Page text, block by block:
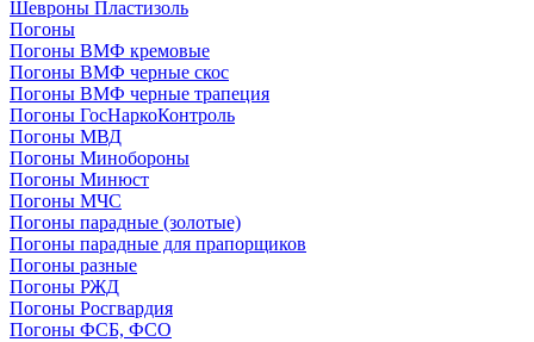
Шевроны Пластизоль
Погоны
Погоны ВМФ кремовые
Погоны ВМФ черные скос
Погоны ВМФ черные трапеция
Погоны ГосНаркоКонтроль
Погоны МВД
Погоны Минобороны
Погоны Минюст
Погоны МЧС
Погоны парадные (золотые)
Погоны парадные для прапорщиков
Погоны разные
Погоны РЖД
Погоны Росгвардия
Погоны ФСБ, ФСО